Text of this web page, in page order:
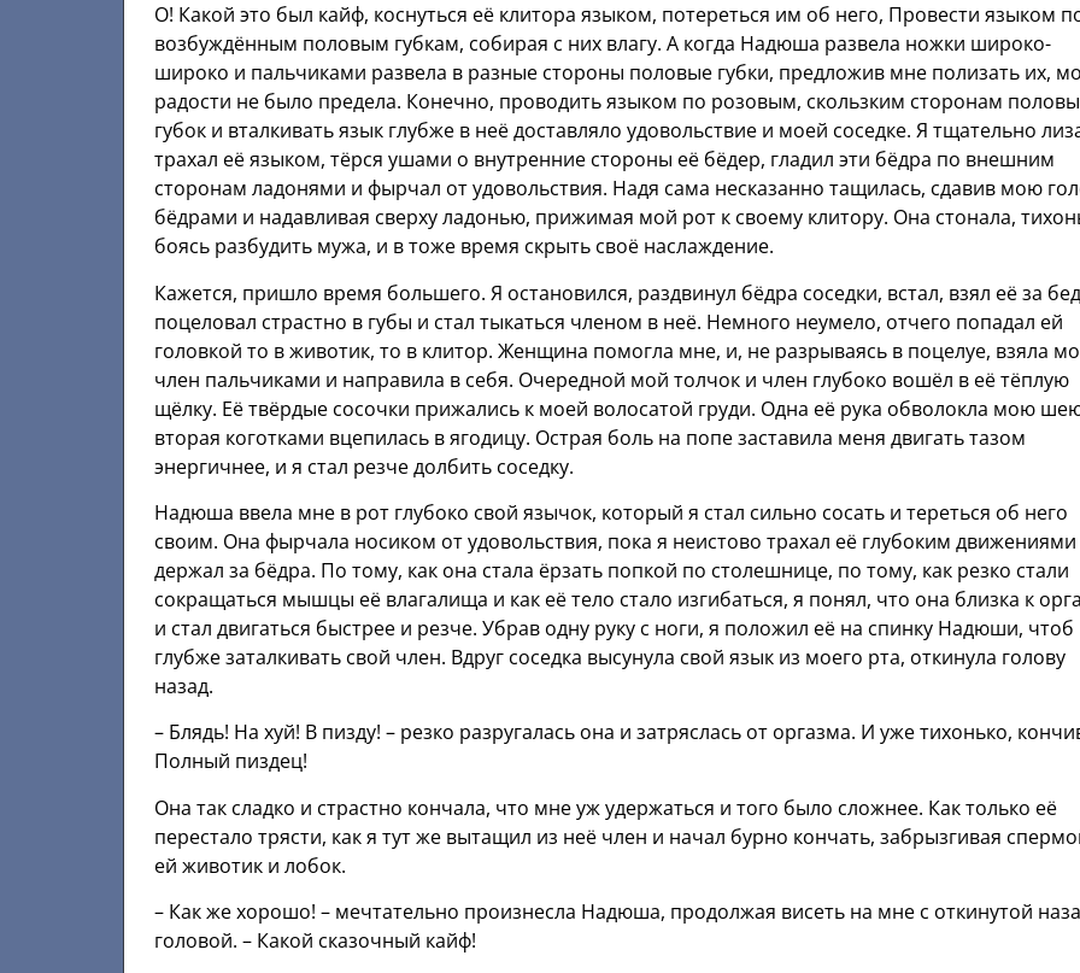
О! Какой это был кайф, коснуться её клитора языком, потереться им об него, Провести языком
возбуждённым половым губкам, собирая с них влагу. А когда Надюша развела ножки широко-
широко и пальчиками развела в разные стороны половые губки, предложив мне полизать их,
радости не было предела. Конечно, проводить языком по розовым, скользким сторонам
губок и вталкивать язык глубже в неё доставляло удовольствие и моей соседке. Я тщательно
трахал её языком, тёрся ушами о внутренние стороны её бёдер, гладил эти бёдра по внешним
сторонам ладонями и фырчал от удовольствия. Надя сама несказанно тащилась, сдавив мою
бёдрами и надавливая сверху ладонью, прижимая мой рот к своему клитору. Она стонала,
боясь разбудить мужа, и в тоже время скрыть своё наслаждение.
Кажется, пришло время большего. Я остановился, раздвинул бёдра соседки, встал, взял её за
поцеловал страстно в губы и стал тыкаться членом в неё. Немного неумело, отчего попадал ей
головкой то в животик, то в клитор. Женщина помогла мне, и, не разрываясь в поцелуе, взяла
член пальчиками и направила в себя. Очередной мой толчок и член глубоко вошёл в её тёплую
щёлку. Её твёрдые сосочки прижались к моей волосатой груди. Одна её рука обволокла мою
вторая коготками вцепилась в ягодицу. Острая боль на попе заставила меня двигать тазом
энергичнее, и я стал резче долбить соседку.
Надюша ввела мне в рот глубоко свой язычок, который я стал сильно сосать и тереться об него
своим. Она фырчала носиком от удовольствия, пока я неистово трахал её глубоким движениями
держал за бёдра. По тому, как она стала ёрзать попкой по столешнице, по тому, как резко стали
сокращаться мышцы её влагалища и как её тело стало изгибаться, я понял, что она близка к
и стал двигаться быстрее и резче. Убрав одну руку с ноги, я положил её на спинку Надюши, чтоб
глубже заталкивать свой член. Вдруг соседка высунула свой язык из моего рта, откинула голову
назад.
– Блядь! На хуй! В пизду! – резко разругалась она и затряслась от оргазма. И уже тихонько,
Полный пиздец!
Она так сладко и страстно кончала, что мне уж удержаться и того было сложнее. Как только её
перестало трясти, как я тут же вытащил из неё член и начал бурно кончать, забрызгивая
ей животик и лобок.
– Как же хорошо! – мечтательно произнесла Надюша, продолжая висеть на мне с откинутой
головой. – Какой сказочный кайф!